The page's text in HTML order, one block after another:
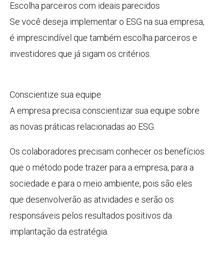
Escolha parceiros com ideais parecidos
Se você deseja implementar o ESG na sua empresa,
é imprescindível que também escolha parceiros e
investidores que já sigam os critérios.
Conscientize sua equipe
A empresa precisa conscientizar sua equipe sobre
as novas práticas relacionadas ao ESG.
Os colaboradores precisam conhecer os benefícios
que o método pode trazer para a empresa, para a
sociedade e para o meio ambiente, pois são eles
que desenvolverão as atividades e serão os
responsáveis pelos resultados positivos da
implantação da estratégia.